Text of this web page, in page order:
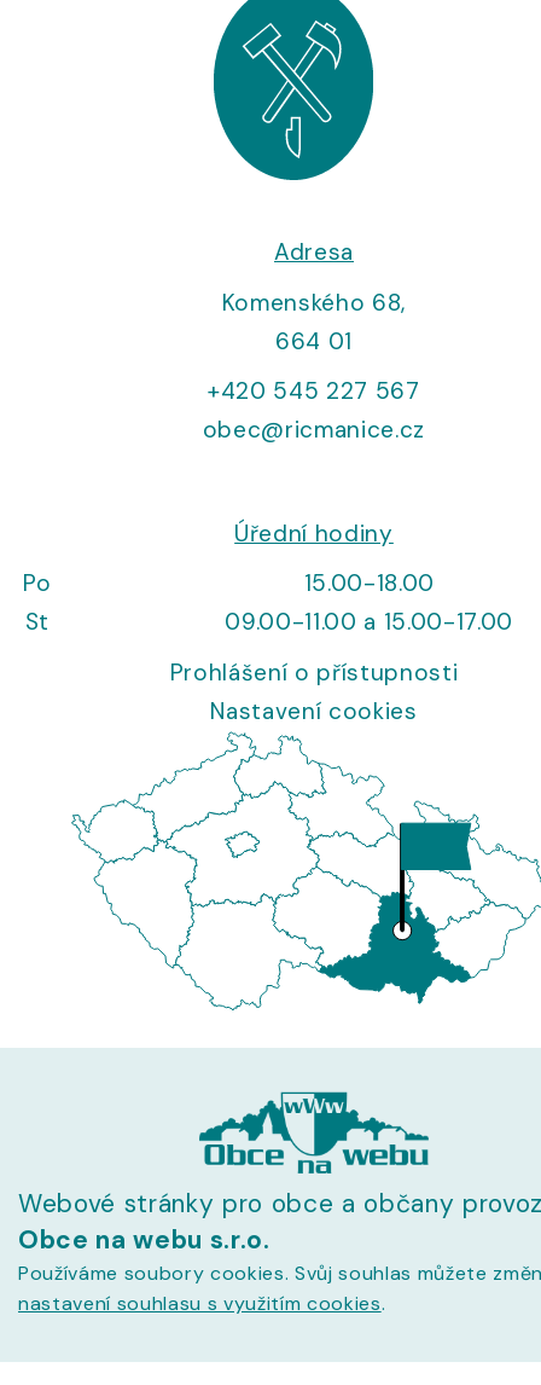
Adresa
Komenského 68,
664 01
+420 545 227 567
obec@ricmanice.cz
Úřední hodiny
Po
15.00-18.00
St
09.00-11.00 a 15.00-17.00
Prohlášení o přístupnosti
Nastavení cookies
Webové stránky pro obce a občany
Obce na webu s.r.o.
Používáme soubory cookies. Svůj souhlas můžete
nastavení souhlasu s využitím cookies.